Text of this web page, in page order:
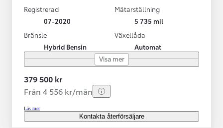
Registrerad
07-2020
Mätarställning
5 735 mil
Bränsle
Hybrid Bensin
Växellåda
Automat
Visa mer
379 500 kr
Från 4 556 kr/mån
Läs mer
Kontakta återförsäljare